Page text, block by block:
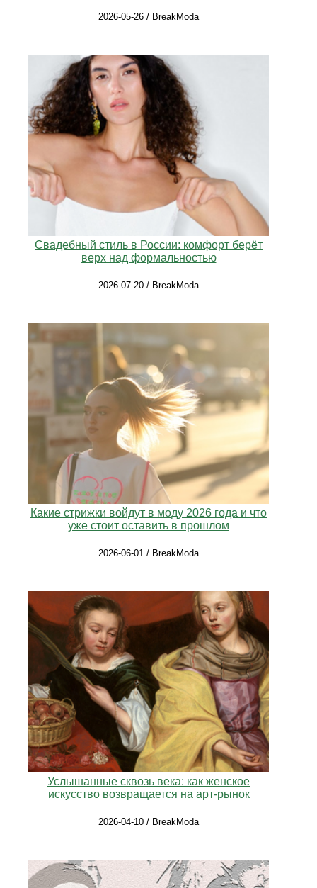
2026-05-26 / BreakModa
Свадебный стиль в России: комфорт берёт
верх над формальностью
2026-07-20 / BreakModa
Какие стрижки войдут в моду 2026 года и что
уже стоит оставить в прошлом
2026-06-01 / BreakModa
Услышанные сквозь века: как женское
искусство возвращается на арт-рынок
2026-04-10 / BreakModa